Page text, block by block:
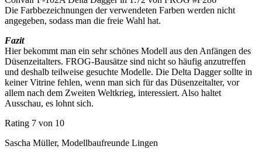
Die Farbbezeichnungen der verwendeten Farben werden nicht
angegeben, sodass man die freie Wahl hat.
Fazit
Hier bekommt man ein sehr schönes Modell aus den Anfängen des
Düsenzeitalters. FROG-Bausätze sind nicht so häufig anzutreffen
und deshalb teilweise gesuchte Modelle. Die Delta Dagger sollte in
keiner Vitrine fehlen, wenn man sich für das Düsenzeitalter, vor
allem nach dem Zweiten Weltkrieg, interessiert. Also haltet
Ausschau, es lohnt sich.
Rating 7 von 10
Sascha Müller, Modellbaufreunde Lingen